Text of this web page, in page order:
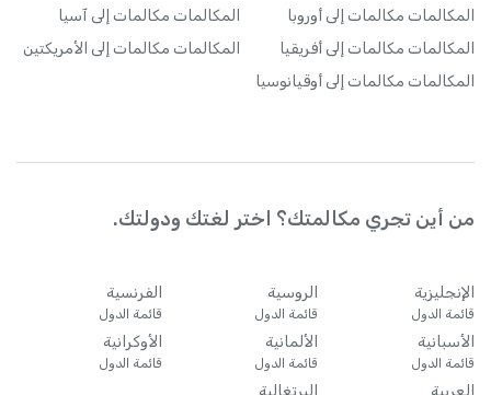
المكالمات مكالمات إلى أوروبا المكالمات مكالمات إلى آسيا
المكالمات مكالمات إلى أفريقيا المكالمات مكالمات إلى الأمريكتين
المكالمات مكالمات إلى أوقيانوسيا
من أين تجري مكالمتك؟ اختر لغتك ودولتك.
الإنجليزية
قائمة الدول
الروسية
قائمة الدول
الفرنسية
قائمة الدول
الأسبانية
قائمة الدول
الألمانية
قائمة الدول
الأوكرانية
قائمة الدول
العربية البرتغالية